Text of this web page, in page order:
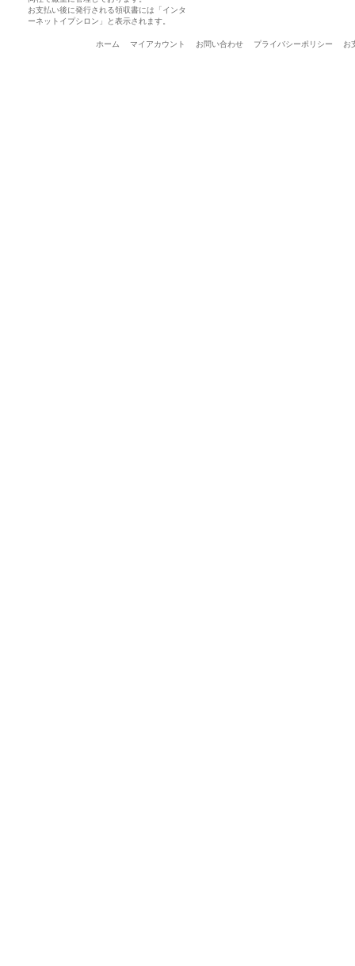
お支払い後に発行される領収書には「インタ
ーネットイプシロン」と表示されます。
ホーム マイアカウント お問い合わせ プライバシーポリシー お